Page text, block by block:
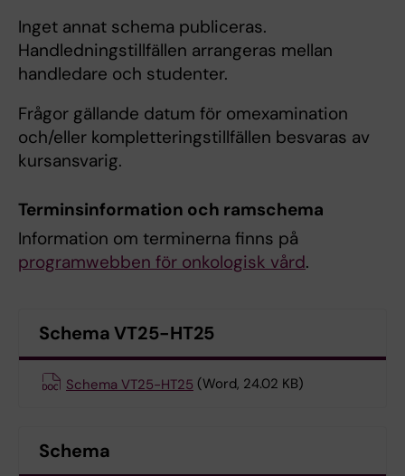
Inget annat schema publiceras.
Handledningstillfällen arrangeras mellan
handledare och studenter.
Frågor gällande datum för omexamination
och/eller kompletteringstillfällen besvaras av
kursansvarig.
Terminsinformation och ramschema
Information om terminerna finns på
programwebben för onkologisk vård.
Schema VT25-HT25
Schema VT25-HT25 (Word, 24.02 KB)
Schema